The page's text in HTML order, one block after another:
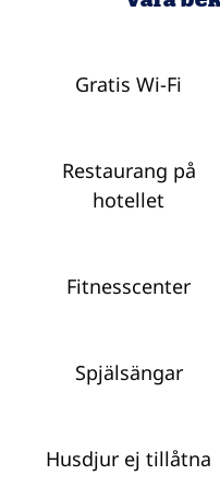
Gratis Wi-Fi
Restaurang på
hotellet
Fitnesscenter
Spjälsängar
Husdjur ej tillåtna